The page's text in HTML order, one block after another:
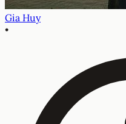
Gia Huy
•